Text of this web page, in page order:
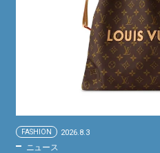
FASHION 2026.8.3
ニュース